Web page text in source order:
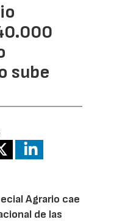
sube
Agrario cae
de las